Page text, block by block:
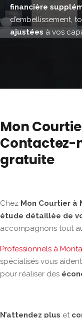
financière
d’embellissement,
ajustées à vos
Mon
Contactez-
gratuite
Chez Mon Courtier à
étude détaillée de
accompagnons tout
Professionnels à
spécialisés vous
pour réaliser des
N’attendez plus et